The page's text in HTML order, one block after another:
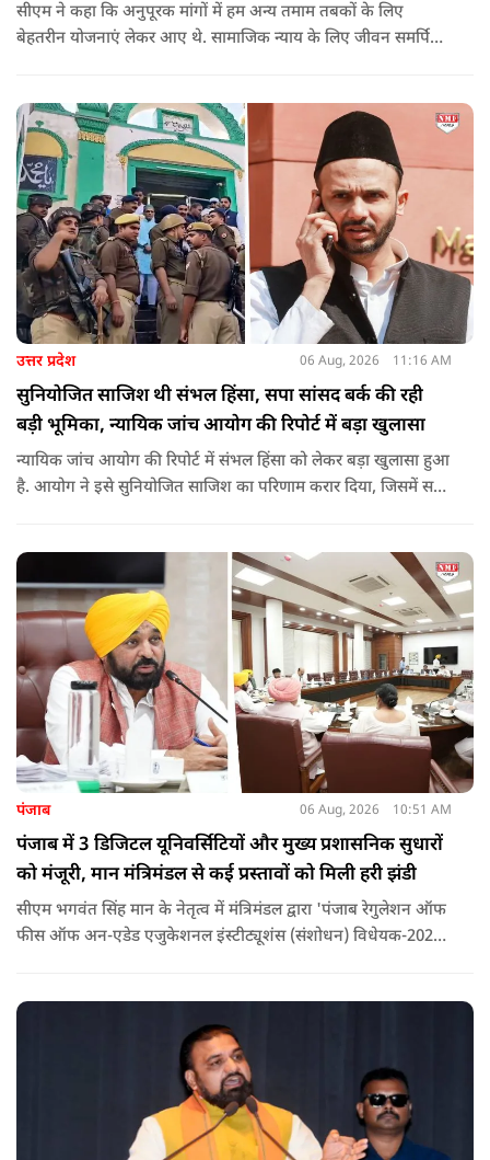
सीएम ने कहा कि अनुपूरक मांगों में हम अन्य तमाम तबकों के लिए
बेहतरीन योजनाएं लेकर आए थे. सामाजिक न्याय के लिए जीवन समर्पित
अहिल्या बाई होल्कर आदि की मूर्तियों पर छाजन, पार्क, बाउंड्रीवाल के
लिए हमने 407 करोड़ रुपये का प्रावधान किया है. यह बजट पास न हो,
इसके लिए समाजवादी पार्टी ने सदन की कार्यवाही को बाधित किया और
लगातार व्यवधान पैदा करने का प्रयास किया.
उत्तर प्रदेश 06 Aug, 2026 11:16 AM
सुनियोजित साजिश थी संभल हिंसा, सपा सांसद बर्क की रही
बड़ी भूमिका, न्यायिक जांच आयोग की रिपोर्ट में बड़ा खुलासा
न्यायिक जांच आयोग की रिपोर्ट में संभल हिंसा को लेकर बड़ा खुलासा हुआ
है. आयोग ने इसे सुनियोजित साजिश का परिणाम करार दिया, जिसमें सपा
पंजाब 06 Aug, 2026 10:51 AM
पंजाब में 3 डिजिटल यूनिवर्सिटियों और मुख्य प्रशासनिक सुधारों
को मंजूरी, मान मंत्रिमंडल से कई प्रस्तावों को मिली हरी झंडी
सीएम भगवंत सिंह मान के नेतृत्व में मंत्रिमंडल द्वारा 'पंजाब रेगुलेशन ऑफ
फीस ऑफ अन-एडेड एजुकेशनल इंस्टीट्यूशंस (संशोधन) विधेयक-2026'
अन्य प्रस्तावों को भी मंजूरी दी गई है.